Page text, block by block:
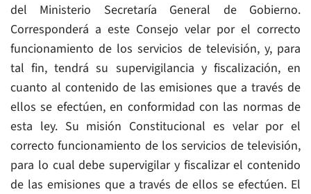
del Ministerio Secretaría General de Gobierno.
Corresponderá a este Consejo velar por el correcto
funcionamiento de los servicios de televisión, y, para
tal fin, tendrá su supervigilancia y fiscalización, en
cuanto al contenido de las emisiones que a través de
ellos se efectúen, en conformidad con las normas de
esta ley. Su misión Constitucional es velar por el
correcto funcionamiento de los servicios de televisión,
para lo cual debe supervigilar y fiscalizar el contenido
de las emisiones que a través de ellos se efectúen. El